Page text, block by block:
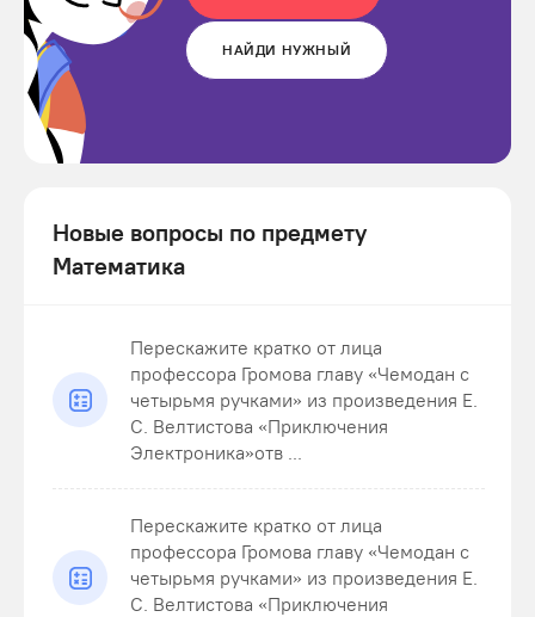
НАЙДИ НУЖНЫЙ
Новые вопросы по предмету
Математика
Перескажите кратко от лица
профессора Громова главу «Чемодан с
четырьмя ручками» из произведения Е.
С. Велтистова «Приключения
Электроника»отв ...
Перескажите кратко от лица
профессора Громова главу «Чемодан с
четырьмя ручками» из произведения Е.
С. Велтистова «Приключения